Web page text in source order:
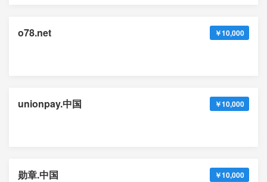
o78.net ￥10,000
unionpay.中国 ￥10,000
勋章.中国 ￥10,000